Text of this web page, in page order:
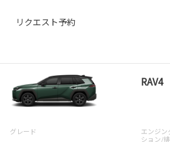
リクエスト予約
RAV4
グレード エンジン
ション/